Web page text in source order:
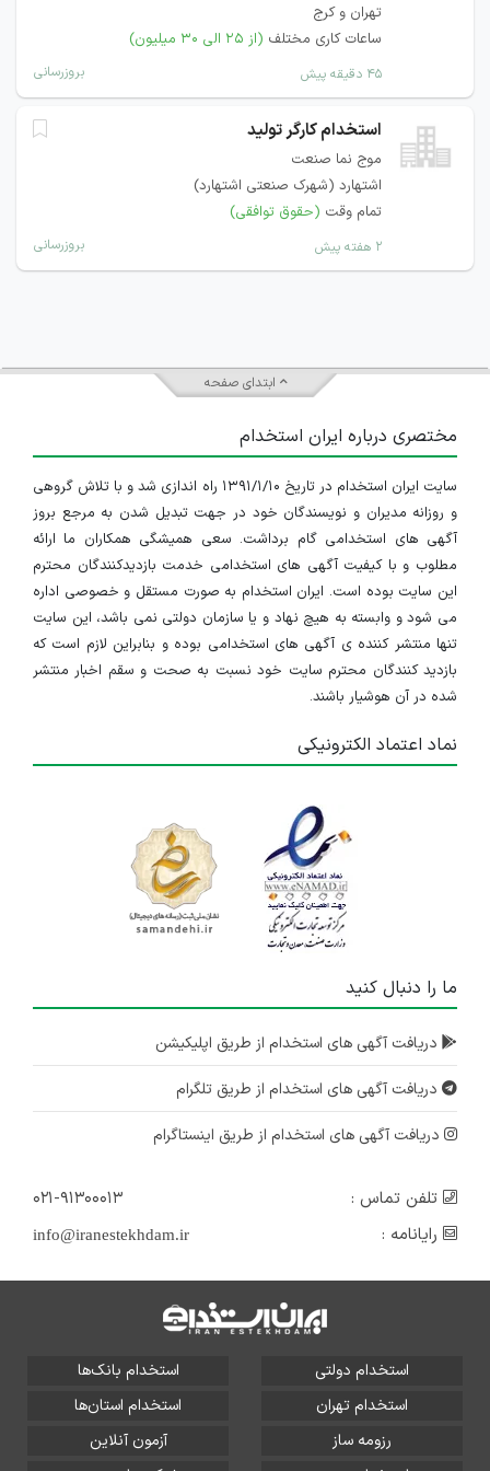
تهران و کرج
ساعات کاری مختلف (از ۲۵ الی ۳۰ میلیون)
۴۵ دقیقه پیش بروزرسانی
استخدام کارگر تولید
موج نما صنعت
اشتهارد (شهرک صنعتی اشتهارد)
تمام وقت (حقوق توافقی)
۲ هفته پیش بروزرسانی
ابتدای صفحه
مختصری درباره ایران استخدام
سایت ایران استخدام در تاریخ ۱۳۹۱/۱/۱۰ راه اندازی شد و با تلاش گروهی
و روزانه مدیران و نویسندگان خود در جهت تبدیل شدن به مرجع بروز
آگهی های استخدامی گام برداشت. سعی همیشگی همکاران ما ارائه
مطلوب و با کیفیت آگهی های استخدامی خدمت بازدیدکنندگان محترم
این سایت بوده است. ایران استخدام به صورت مستقل و خصوصی اداره
می شود و وابسته به هیچ نهاد و یا سازمان دولتی نمی باشد، این سایت
تنها منتشر کننده ی آگهی های استخدامی بوده و بنابراین لازم است که
بازدید کنندگان محترم سایت خود نسبت به صحت و سقم اخبار منتشر
شده در آن هوشیار باشند.
نماد اعتماد الکترونیکی
ما را دنبال کنید
دریافت آگهی های استخدام از طریق اپلیکیشن
دریافت آگهی های استخدام از طریق تلگرام
دریافت آگهی های استخدام از طریق اینستاگرام
تلفن تماس :
۰۲۱-۹۱۳۰۰۰۱۳
رایانامه :
info@iranestekhdam.ir
استخدام دولتی
استخدام بانک‌ها
استخدام تهران
استخدام استان‌ها
رزومه ساز
آزمون آنلاین